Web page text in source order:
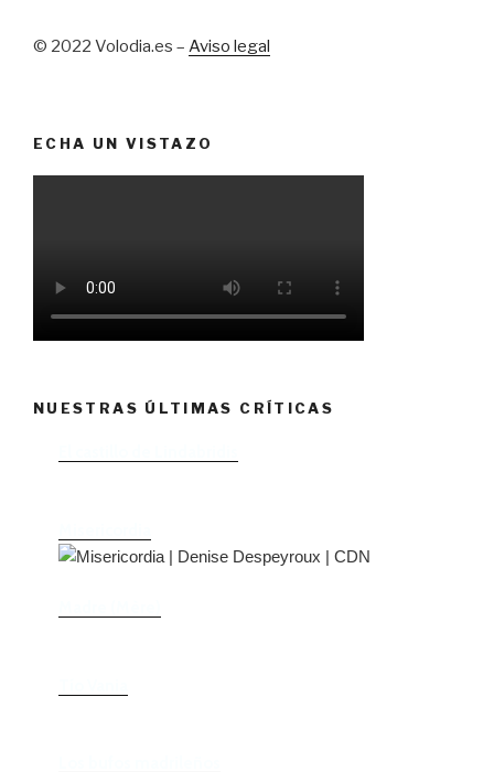
© 2022 Volodia.es – Aviso legal
ECHA UN VISTAZO
NUESTRAS ÚLTIMAS CRÍTICAS